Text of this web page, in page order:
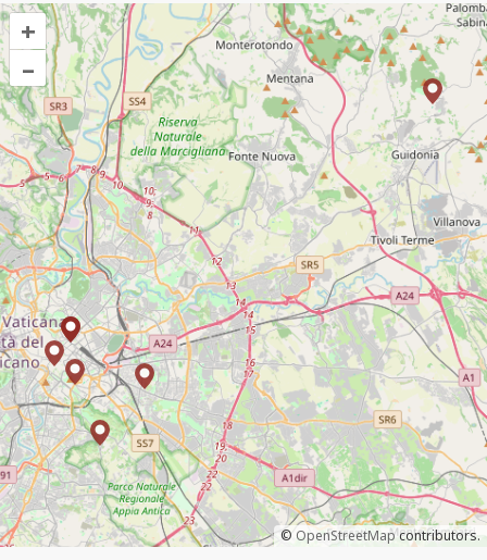
+
–
© OpenStreetMapcontributors.